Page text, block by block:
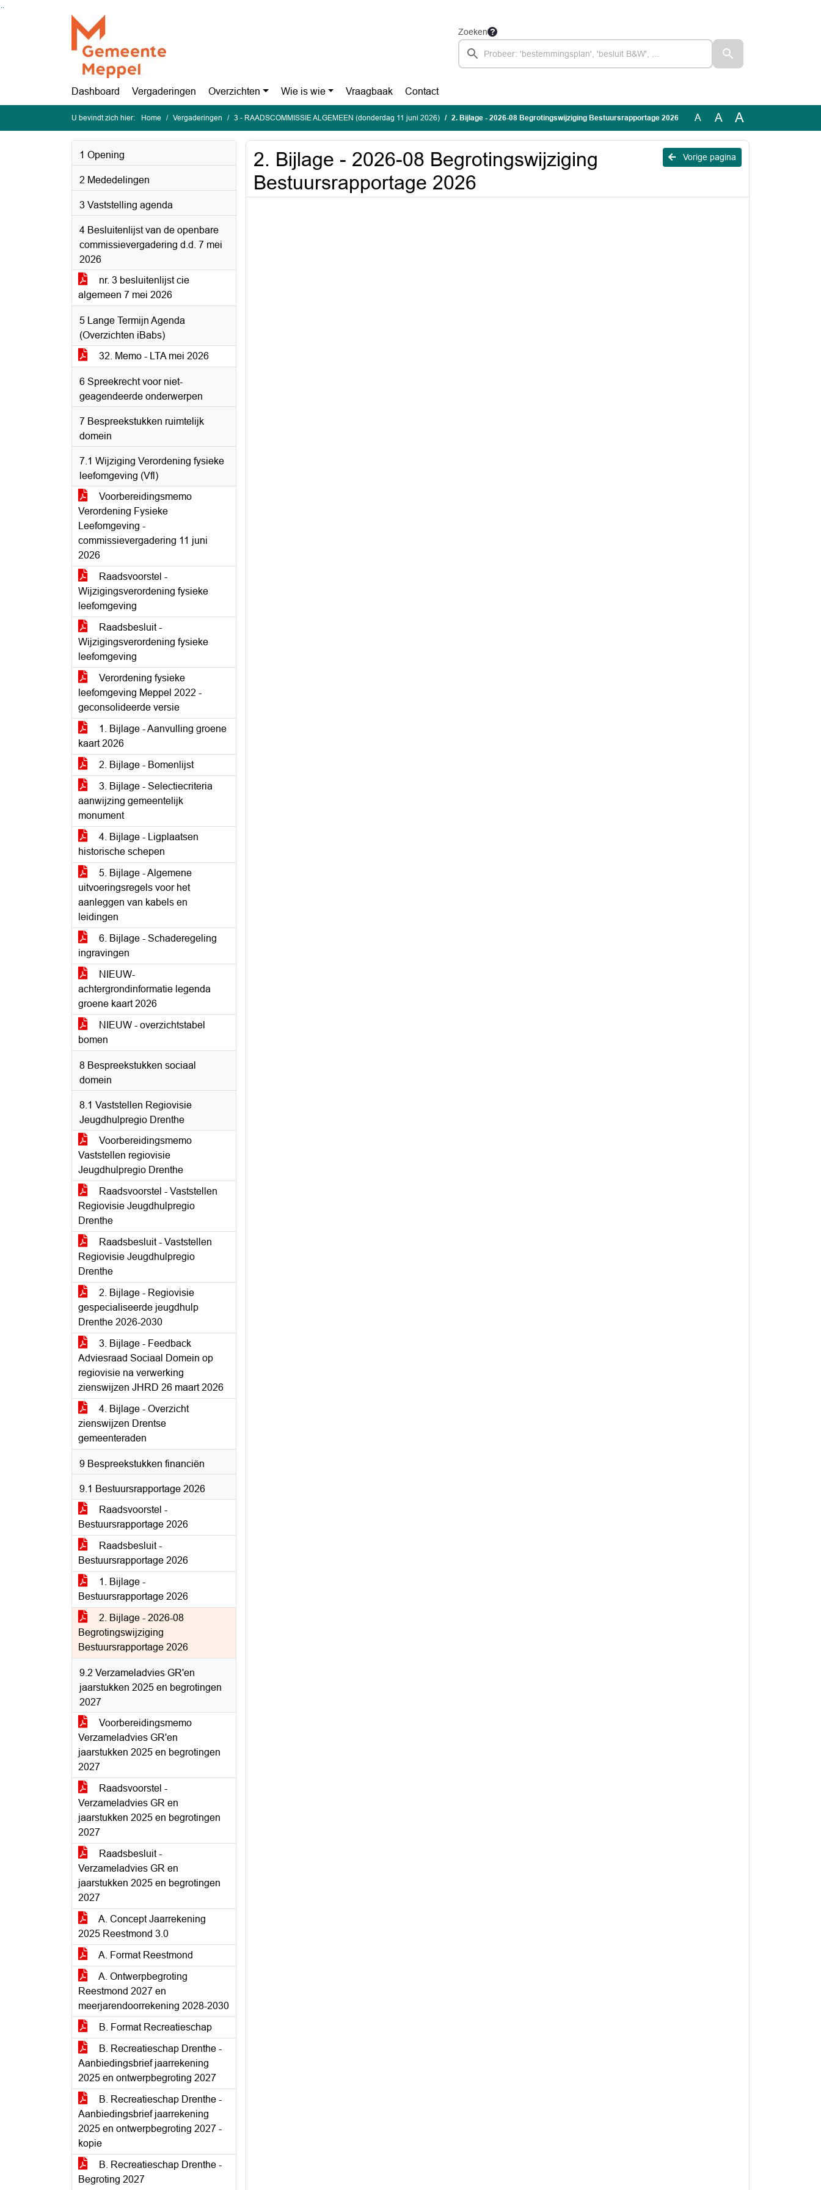
Ga naar de inhoud van deze pagina
Ga naar het zoeken
Ga naar het menu
Zoeken
Dashboard Vergaderingen Overzichten Wie is wie Vraagbaak Contact
U bevindt zich hier: Home Vergaderingen 3 - RAADSCOMMISSIE ALGEMEEN (donderdag 11 juni 2026) 2. Bijlage - 2026-08 Begrotingswijziging Bestuursrapportage 2026 A A A
1 Opening
2 Mededelingen
3 Vaststelling agenda
4 Besluitenlijst van de openbare
commissievergadering d.d. 7 mei
2026
nr. 3 besluitenlijst cie
algemeen 7 mei 2026
5 Lange Termijn Agenda
(Overzichten iBabs)
32. Memo - LTA mei 2026
6 Spreekrecht voor niet-
geagendeerde onderwerpen
7 Bespreekstukken ruimtelijk
domein
7.1 Wijziging Verordening fysieke
leefomgeving (Vfl)
Voorbereidingsmemo
Verordening Fysieke
Leefomgeving -
commissievergadering 11 juni
2026
Raadsvoorstel -
Wijzigingsverordening fysieke
leefomgeving
Raadsbesluit -
Wijzigingsverordening fysieke
leefomgeving
Verordening fysieke
leefomgeving Meppel 2022 -
geconsolideerde versie
1. Bijlage - Aanvulling groene
kaart 2026
2. Bijlage - Bomenlijst
3. Bijlage - Selectiecriteria
aanwijzing gemeentelijk
monument
4. Bijlage - Ligplaatsen
historische schepen
5. Bijlage - Algemene
uitvoeringsregels voor het
aanleggen van kabels en
leidingen
6. Bijlage - Schaderegeling
ingravingen
NIEUW-
achtergrondinformatie legenda
groene kaart 2026
NIEUW - overzichtstabel
bomen
8 Bespreekstukken sociaal
domein
8.1 Vaststellen Regiovisie
Jeugdhulpregio Drenthe
Voorbereidingsmemo
Vaststellen regiovisie
Jeugdhulpregio Drenthe
Raadsvoorstel - Vaststellen
Regiovisie Jeugdhulpregio
Drenthe
Raadsbesluit - Vaststellen
Regiovisie Jeugdhulpregio
Drenthe
2. Bijlage - Regiovisie
gespecialiseerde jeugdhulp
Drenthe 2026-2030
3. Bijlage - Feedback
Adviesraad Sociaal Domein op
regiovisie na verwerking
zienswijzen JHRD 26 maart 2026
4. Bijlage - Overzicht
zienswijzen Drentse
gemeenteraden
9 Bespreekstukken financiën
9.1 Bestuursrapportage 2026
Raadsvoorstel -
Bestuursrapportage 2026
Raadsbesluit -
Bestuursrapportage 2026
1. Bijlage -
Bestuursrapportage 2026
2. Bijlage - 2026-08
Begrotingswijziging
Bestuursrapportage 2026
9.2 Verzameladvies GR'en
jaarstukken 2025 en begrotingen
2027
Voorbereidingsmemo
Verzameladvies GR'en
jaarstukken 2025 en begrotingen
2027
Raadsvoorstel -
Verzameladvies GR en
jaarstukken 2025 en begrotingen
2027
Raadsbesluit -
Verzameladvies GR en
jaarstukken 2025 en begrotingen
2027
A. Concept Jaarrekening
2025 Reestmond 3.0
A. Format Reestmond
A. Ontwerpbegroting
Reestmond 2027 en
meerjarendoorrekening 2028-2030
B. Format Recreatieschap
B. Recreatieschap Drenthe -
Aanbiedingsbrief jaarrekening
2025 en ontwerpbegroting 2027
B. Recreatieschap Drenthe -
Aanbiedingsbrief jaarrekening
2025 en ontwerpbegroting 2027 -
kopie
B. Recreatieschap Drenthe -
Begroting 2027
Vorige pagina
2. Bijlage - 2026-08 Begrotingswijziging
Bestuursrapportage 2026